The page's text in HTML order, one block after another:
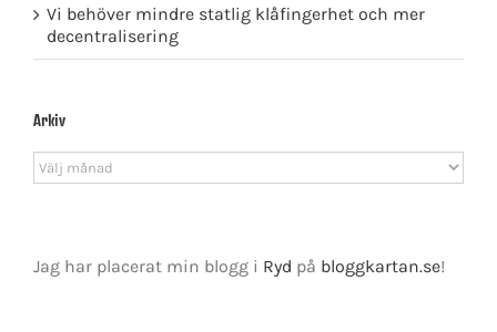
Vi behöver mindre statlig klåfingerhet och mer
decentralisering
Arkiv
Arkiv
Jag har placerat min blogg i Ryd på bloggkartan.se!